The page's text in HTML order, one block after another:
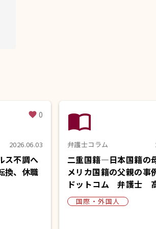
favorite 0
2026.06.03
ス不調へ
換、休職
import_contacts
弁護士コラム
二重国籍―日本国籍の
メリカ国籍の父親の
ドットコム 弁護士
国際・外国人